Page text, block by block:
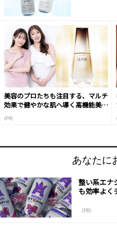
美容のプロたちも注目する、マルチ
効果で健やかな肌へ導く高機能美容
(PR)
あなたに
整い系エナ
も効率よく
（PR）